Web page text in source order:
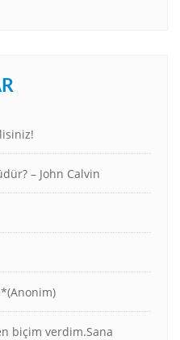
– John Calvin
*(Anonim)
biçim verdim.Sana